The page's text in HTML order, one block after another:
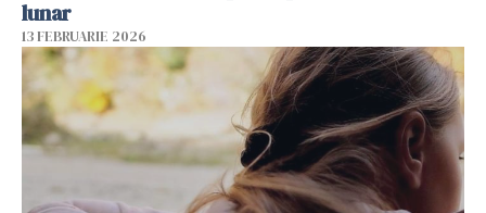
lunar
13 FEBRUARIE 2026